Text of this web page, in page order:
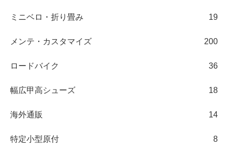
ミニベロ・折り畳み 19
メンテ・カスタマイズ 200
ロードバイク 36
幅広甲高シューズ 18
海外通販 14
特定小型原付 8